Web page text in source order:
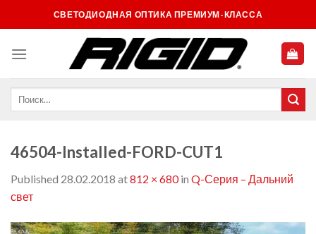
to
СВЕТОДИОДНАЯ ОПТИКА ПРЕМИУМ-КЛАССА
46504-Installed-FORD-CUT1
Published 28.02.2018 at812 × 680in Q-Серия – Дальний
свет